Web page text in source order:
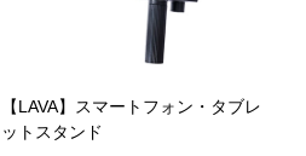
【LAVA】スマートフォン・タブレ
ットスタンド